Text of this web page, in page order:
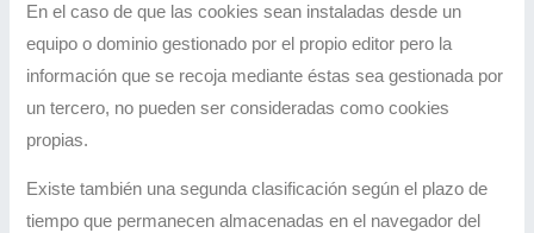
En el caso de que las cookies sean instaladas desde un
equipo o dominio gestionado por el propio editor pero la
información que se recoja mediante éstas sea gestionada por
un tercero, no pueden ser consideradas como cookies
propias.
Existe también una segunda clasificación según el plazo de
tiempo que permanecen almacenadas en el navegador del